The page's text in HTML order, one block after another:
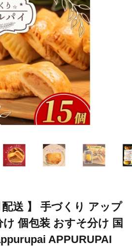
配送 】 手づくり アップ
個包装 おすそ分け 国
APPURUPAI